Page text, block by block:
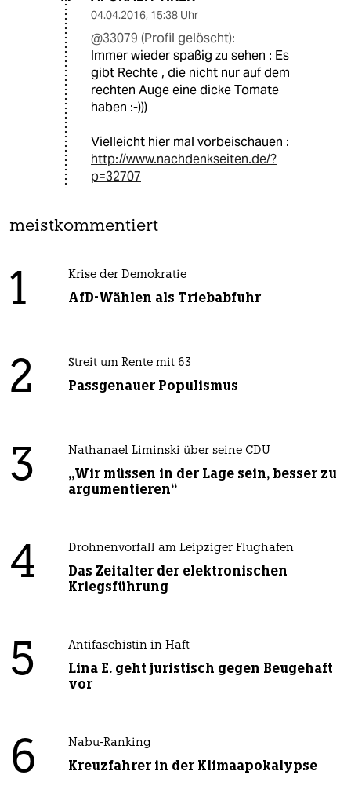
04.04.2016, 15:38 Uhr
@33079 (Profil gelöscht):
Immer wieder spaßig zu sehen : Es
gibt Rechte , die nicht nur auf dem
rechten Auge eine dicke Tomate
haben :-)))
Vielleicht hier mal vorbeischauen :
http://www.nachdenkseiten.de/?
p=32707
meistkommentiert
1 Krise der Demokratie
AfD-Wählen als Triebabfuhr
2 Streit um Rente mit 63
Passgenauer Populismus
3 Nathanael Liminski über seine CDU
„Wir müssen in der Lage sein, besser zu
argumentieren“
4 Drohnenvorfall am Leipziger Flughafen
Das Zeitalter der elektronischen
Kriegsführung
5 Antifaschistin in Haft
Lina E. geht juristisch gegen Beugehaft
vor
6 Nabu-Ranking
Kreuzfahrer in der Klimaapokalypse